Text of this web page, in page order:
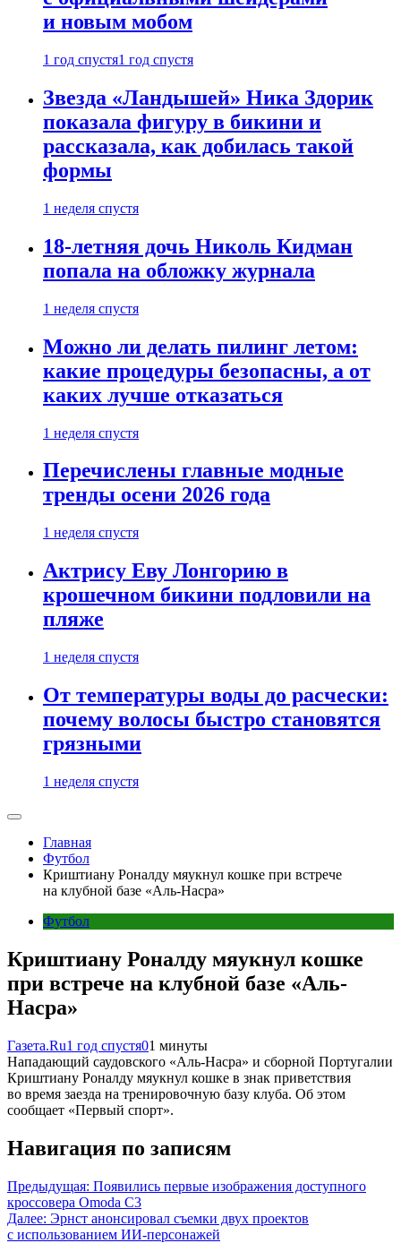
и новым мобом
1 год спустя1 год спустя
Звезда «Ландышей» Ника Здорик
показала фигуру в бикини и
рассказала, как добилась такой
формы
1 неделя спустя
18-летняя дочь Николь Кидман
попала на обложку журнала
1 неделя спустя
Можно ли делать пилинг летом:
какие процедуры безопасны, а от
каких лучше отказаться
1 неделя спустя
Перечислены главные модные
тренды осени 2026 года
1 неделя спустя
Актрису Еву Лонгорию в
крошечном бикини подловили на
пляже
1 неделя спустя
От температуры воды до расчески:
почему волосы быстро становятся
грязными
1 неделя спустя
Главная
Футбол
Криштиану Роналду мяукнул кошке при встрече
на клубной базе «Аль-Насра»
Футбол
Криштиану Роналду мяукнул кошке
при встрече на клубной базе «Аль-
Насра»
Газета.Ru1 год спустя01 минуты
Нападающий саудовского «Аль-Насра» и сборной Португалии
Криштиану Роналду мяукнул кошке в знак приветствия
во время заезда на тренировочную базу клуба. Об этом
сообщает «Первый спорт».
Навигация по записям
Предыдущая: Появились первые изображения доступного
кроссовера Omoda C3
Далее: Эрнст анонсировал съемки двух проектов
с использованием ИИ-персонажей